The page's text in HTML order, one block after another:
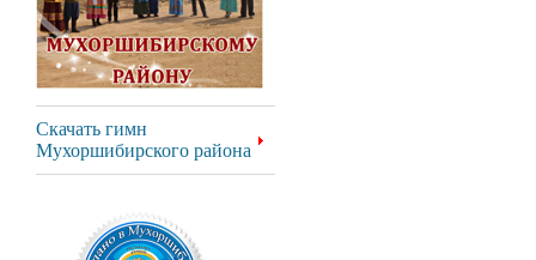
Скачать гимн
Мухоршибирского района